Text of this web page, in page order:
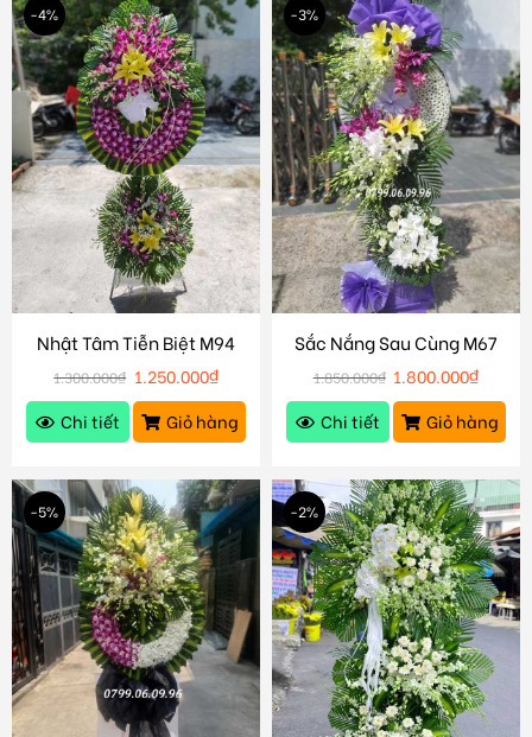
-4%
Nhật Tâm Tiễn Biệt M94
1.300.000₫ 1.250.000₫
Chi tiết
Giỏ hàng
-3%
Sắc Nắng Sau Cùng M67
1.850.000₫ 1.800.000₫
Chi tiết
Giỏ hàng
-5% -2%